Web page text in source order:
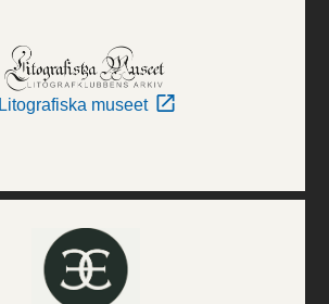
Litografiska museet